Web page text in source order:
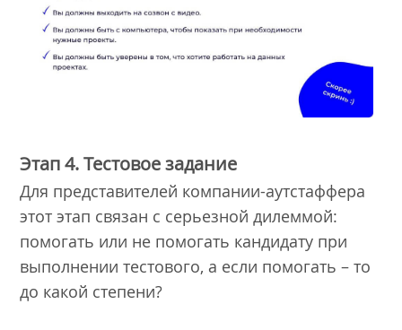
Этап 4. Тестовое задание
Для представителей компании-аутстаффера
этот этап связан с серьезной дилеммой:
помогать или не помогать кандидату при
выполнении тестового, а если помогать – то
до какой степени?